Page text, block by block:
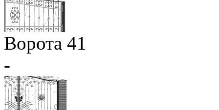
Ворота 41
-